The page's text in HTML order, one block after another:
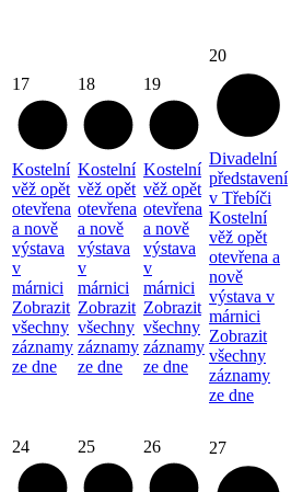
17
Kostelní
věž opět
otevřena
a nově
výstava
v
márnici
Zobrazit
všechny
záznamy
ze dne
18
Kostelní
věž opět
otevřena
a nově
výstava
v
márnici
Zobrazit
všechny
záznamy
ze dne
19
Kostelní
věž opět
otevřena
a nově
výstava
v
márnici
Zobrazit
všechny
záznamy
ze dne
20
Divadelní
představení
v Třebíči
Kostelní
věž opět
otevřena a
nově
výstava v
márnici
Zobrazit
všechny
záznamy
ze dne
24 25 26 27